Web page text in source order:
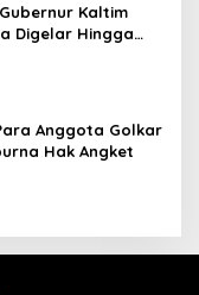
Kaltim
Digelar Hingga
Anggota Golkar
Hak Angket